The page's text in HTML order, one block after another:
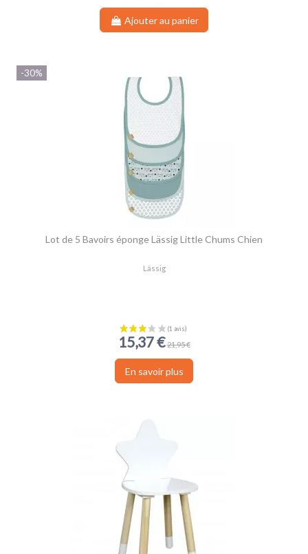
Ajouter au panier
-30%
Lot de 5 Bavoirs éponge Lässig Little Chums Chien
Lässig
15,37 € 21,95 €
En savoir plus